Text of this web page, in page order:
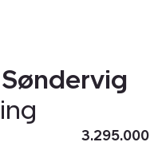
3.295.000